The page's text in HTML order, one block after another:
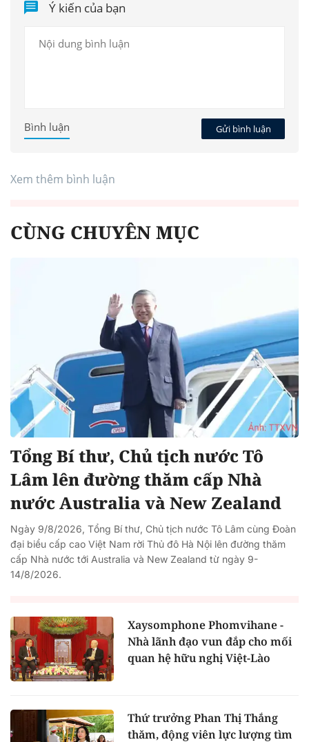
Ý kiến của bạn
Gửi bình luận
Bình luận
Xem thêm bình luận
CÙNG CHUYÊN MỤC
Tổng Bí thư, Chủ tịch nước Tô
Lâm lên đường thăm cấp Nhà
nước Australia và New Zealand
Ngày 9/8/2026, Tổng Bí thư, Chủ tịch nước Tô Lâm cùng Đoàn
đại biểu cấp cao Việt Nam rời Thủ đô Hà Nội lên đường thăm
cấp Nhà nước tới Australia và New Zealand từ ngày 9-
14/8/2026.
Xaysomphone Phomvihane -
Nhà lãnh đạo vun đắp cho mối
quan hệ hữu nghị Việt-Lào
Thứ trưởng Phan Thị Thắng
thăm, động viên lực lượng tìm